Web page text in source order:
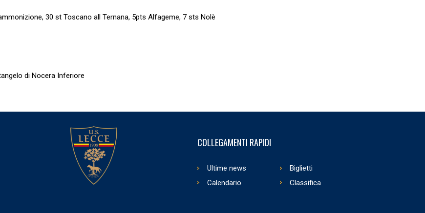
30 st Toscano all Ternana, 5pts Alfageme, 7 sts Nolè
di Nocera Inferiore
COLLEGAMENTI RAPIDI
Ultime news
Biglietti
Calendario
Classifica